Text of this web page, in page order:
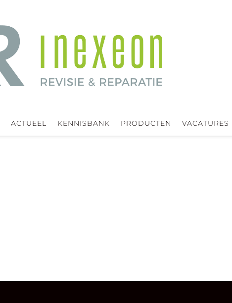
ACTUEEL KENNISBANK PRODUCTEN VACATURES